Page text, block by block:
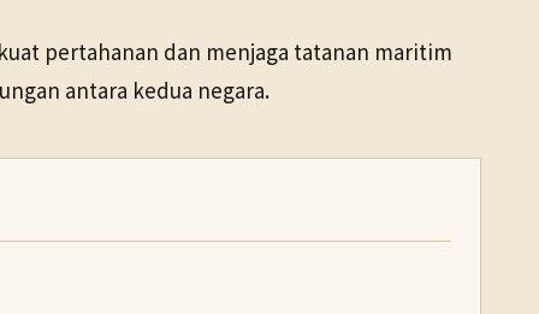
pertahanan dan menjaga tatanan maritim
antara kedua negara.